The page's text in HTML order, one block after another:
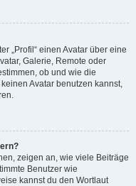
„Profil“ einen Avatar über eine
Galerie, Remote oder
ob und wie die
Avatar benutzen kannst,
zeigen an, wie viele Beiträge
Benutzer wie
kannst du den Wortlaut